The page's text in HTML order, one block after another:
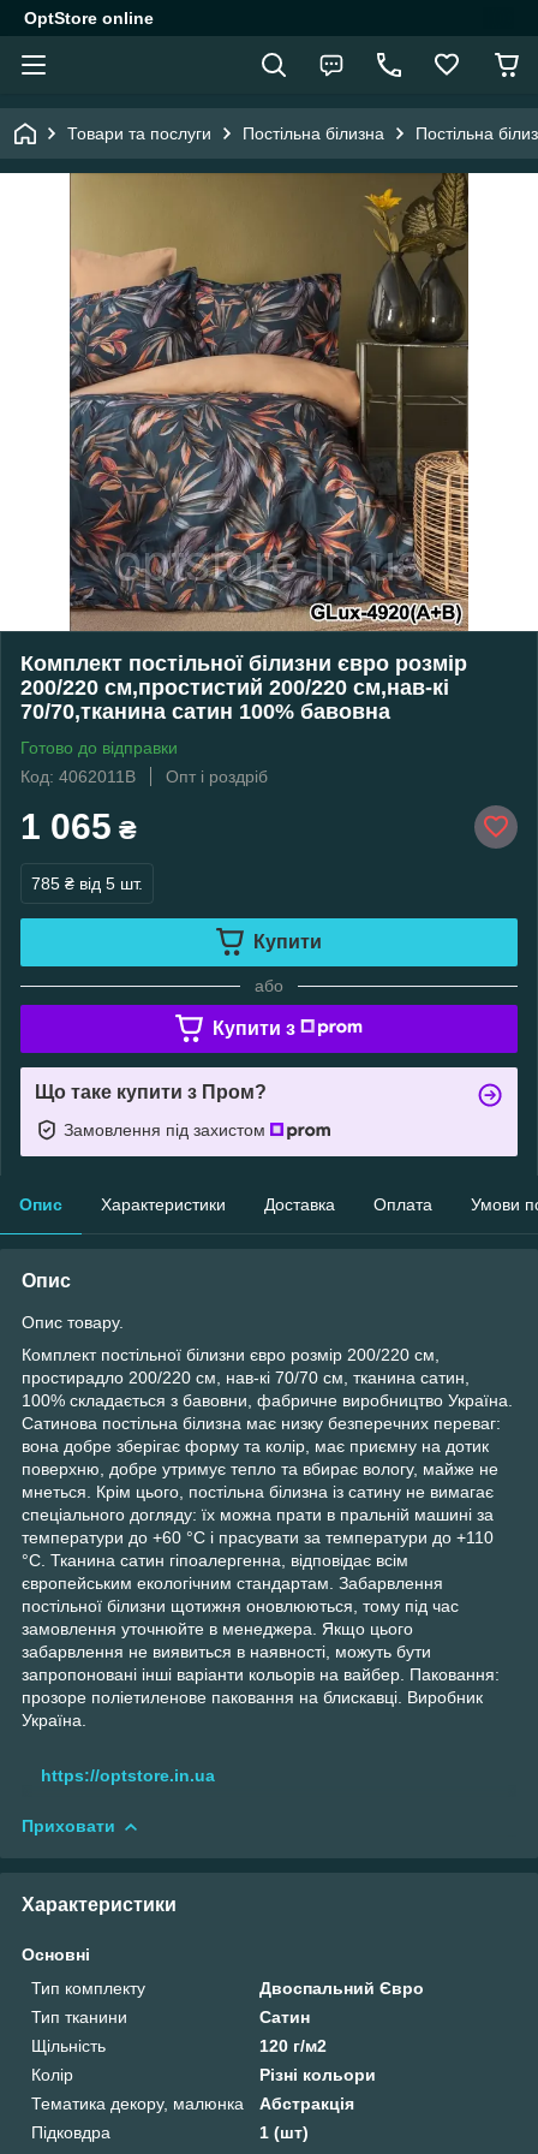
OptStore online
Товари та послуги Постільна білизна Постільна
Комплект постільної білизни євро розмір
200/220 см,простистий 200/220 см,нав-кі
70/70,тканина сатин 100% бавовна
Готово до відправки
Код: 4062011В
Опт і роздріб
1 065 ₴
785 ₴ від 5 шт.
Купити
або
Купити з
Що таке купити з Пром?
Замовлення під захистом
Опис Характеристики Доставка Оплата Умови
Опис
Опис товару.
Комплект постільної білизни євро розмір 200/220 см,
простирадло 200/220 см, нав-кі 70/70 см, тканина сатин,
100% складається з бавовни, фабричне виробництво Україна.
Сатинова постільна білизна має низку безперечних переваг:
вона добре зберігає форму та колір, має приємну на дотик
поверхню, добре утримує тепло та вбирає вологу, майже не
мнеться. Крім цього, постільна білизна із сатину не вимагає
спеціального догляду: їх можна прати в пральній машині за
температури до +60 °C і прасувати за температури до +110
°C. Тканина сатин гіпоалергенна, відповідає всім
європейським екологічним стандартам. Забарвлення
постільної білизни щотижня оновлюються, тому під час
замовлення уточнюйте в менеджера. Якщо цього
забарвлення не виявиться в наявності, можуть бути
запропоновані інші варіанти кольорів на вайбер. Паковання:
прозоре поліетиленове паковання на блискавці. Виробник
Україна.
https://optstore.in.ua
Приховати
Характеристики
Основні
Тип комплекту
Двоспальний Євро
Тип тканини
Сатин
Щільність
120 г/м2
Колір
Різні кольори
Тематика декору, малюнка
Абстракція
Підковдра
1 (шт)